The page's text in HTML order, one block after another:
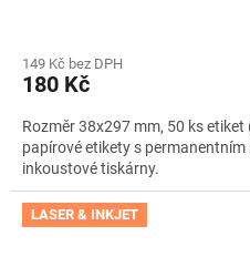
149 Kč bez DPH
180 Kč
Rozměr 38x297 mm, 50 ks
papírové etikety s
inkoustové tiskárny.
LASER & INKJET